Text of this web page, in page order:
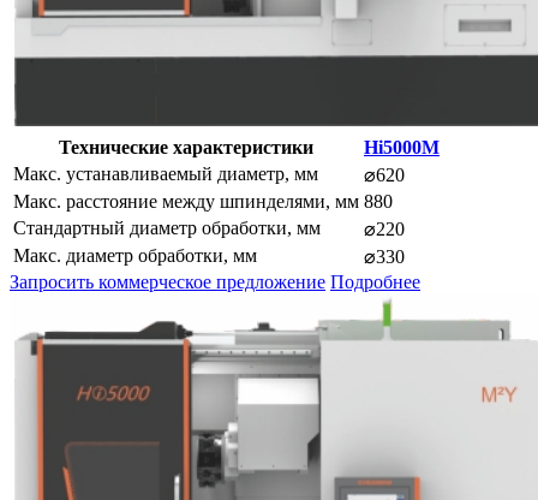
Технические характеристики
Hi5000M
Макс. устанавливаемый диаметр, мм
⌀620
Макс. расстояние между шпинделями, мм 880
Стандартный диаметр обработки, мм
⌀220
Макс. диаметр обработки, мм
⌀330
Запросить коммерческое предложение Подробнее